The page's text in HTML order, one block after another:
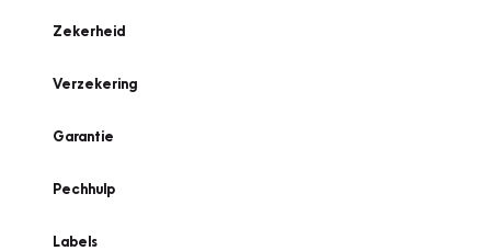
Zekerheid
Verzekering
Garantie
Pechhulp
Labels